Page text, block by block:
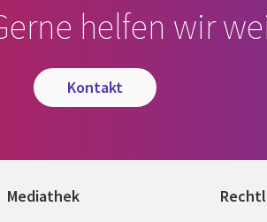
helfen wir
kontakt
Mediathek